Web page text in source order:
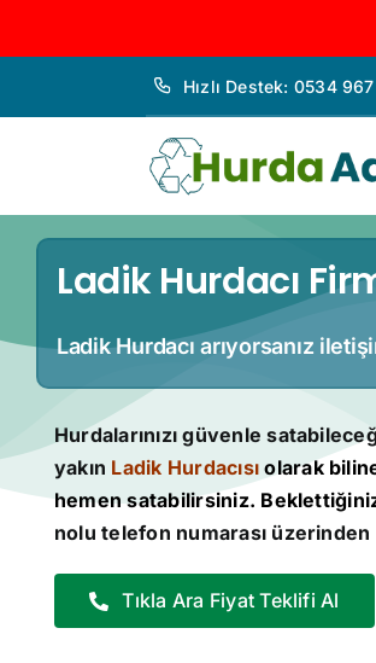
Hızlı Destek: 0534
Ladik Hurdacı
Ladik Hurdacı arıyorsanız
Hurdalarınızı güvenle
yakın Ladik Hurdacısı olarak
hemen satabilirsiniz.
nolu telefon numarası
Tıkla Ara Fiyat Teklifi Al